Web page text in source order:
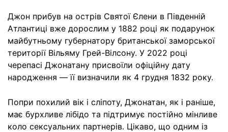
Джон прибув на острів Святої Єлени в Південній
Атлантиці вже дорослим у 1882 році як подарунок
майбутньому губернатору британської заморської
території Вільяму Грей-Вілсону. У 2022 році
черепасі Джонатану присвоїли офіційну дату
народження — її визначили як 4 грудня 1832 року.
Попри похилий вік і сліпоту, Джонатан, як і раніше,
має бурхливе лібідо та підтримує постійно мінливе
коло сексуальних партнерів. Цікаво, що одним із